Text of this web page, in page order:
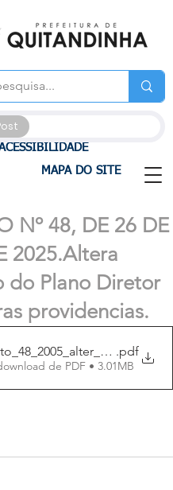
MAPA DO SITE
Nº 48, DE 26 DE
2025.Altera
do Plano Diretor
providencias.
.pdf
de PDF • 3.01MB